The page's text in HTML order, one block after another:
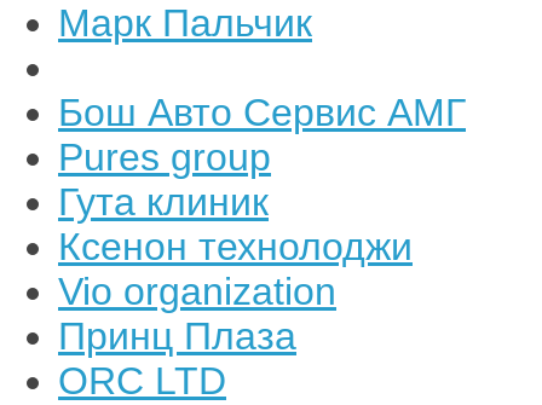
Марк Пальчик
Бош Авто Сервис АМГ
Pures group
Гута клиник
Ксенон технолоджи
Vio organization
Принц Плаза
ORC LTD